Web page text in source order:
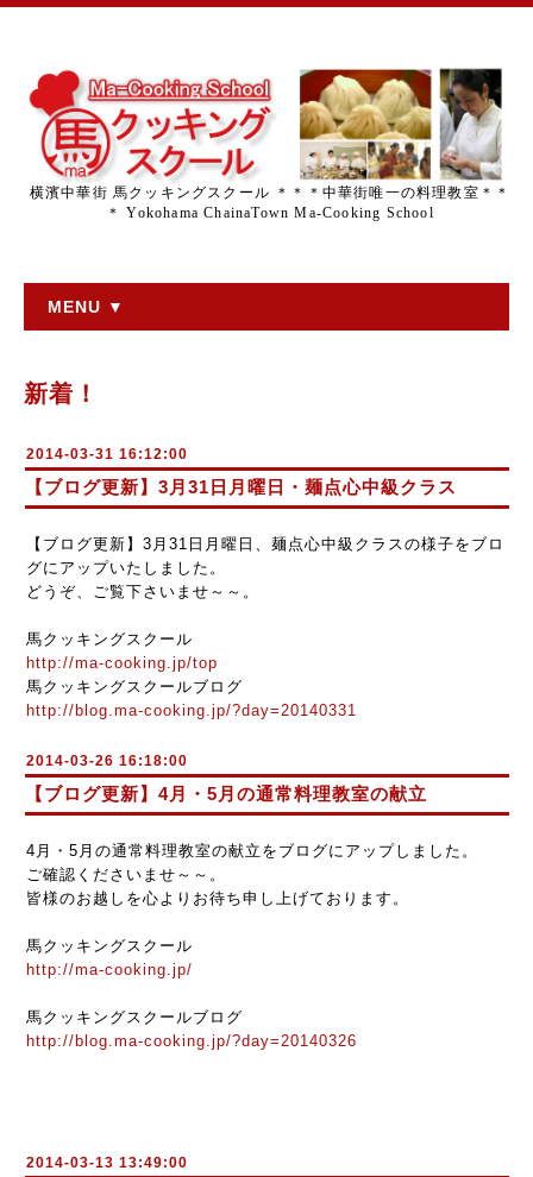
横濱中華街 馬クッキングスクール ＊＊＊中華街唯一の料理教室＊＊
＊ Yokohama ChainaTown Ma-Cooking School
MENU ▼
新着！
2014-03-31 16:12:00
【ブログ更新】3月31日月曜日・麺点心中級クラス
【ブログ更新】3月31日月曜日、麺点心中級クラスの様子をブロ
グにアップいたしました。
どうぞ、ご覧下さいませ～～。
馬クッキングスクール
http://ma-cooking.jp/top
馬クッキングスクールブログ
http://blog.ma-cooking.jp/?day=20140331
2014-03-26 16:18:00
【ブログ更新】4月・5月の通常料理教室の献立
4月・5月の通常料理教室の献立をブログにアップしました。
ご確認くださいませ～～。
皆様のお越しを心よりお待ち申し上げております。
馬クッキングスクール
http://ma-cooking.jp/
馬クッキングスクールブログ
http://blog.ma-cooking.jp/?day=20140326
2014-03-13 13:49:00